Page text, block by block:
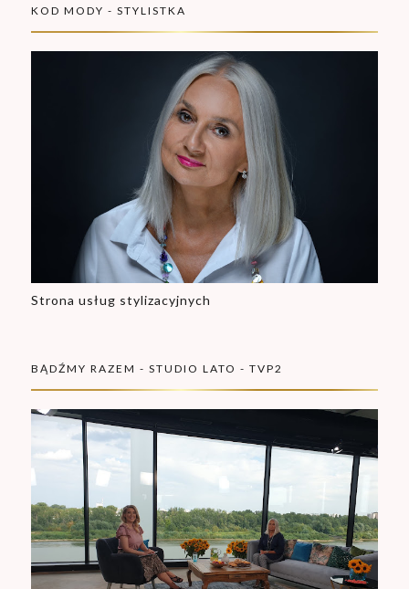
KOD MODY - STYLISTKA
Strona usług stylizacyjnych
BĄDŹMY RAZEM - STUDIO LATO - TVP2